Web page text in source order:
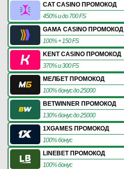
CAT CASINO ПРОМОКОД
450% и до 700 FS
GAMA CASINO ПРОМОКОД
100% + 150 FS
KENT CASINO ПРОМОКОД
370% и 300 FS
МЕЛБЕТ ПРОМОКОД
100% бонус до 25000
BETWINNER ПРОМОКОД
130% бонус до 25000
1XGAMES ПРОМОКОД
100% бонус
LINEBET ПРОМОКОД
100% бонус